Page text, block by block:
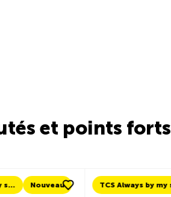
et points forts
TCS Always by my side Nouveau